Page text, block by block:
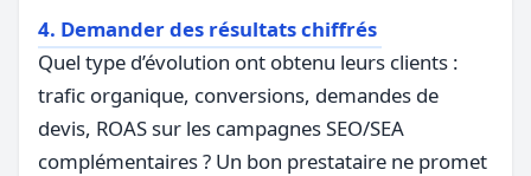
4. Demander des résultats chiffrés
Quel type d’évolution ont obtenu leurs clients :
trafic organique, conversions, demandes de
devis, ROAS sur les campagnes SEO/SEA
complémentaires ? Un bon prestataire ne promet